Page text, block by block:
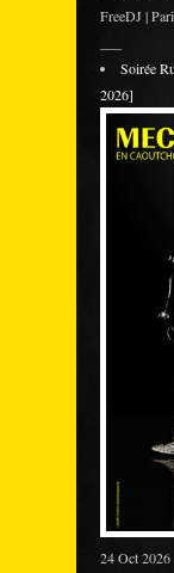
FreeDJ |
Soirée
2026]
24 Oct 2026